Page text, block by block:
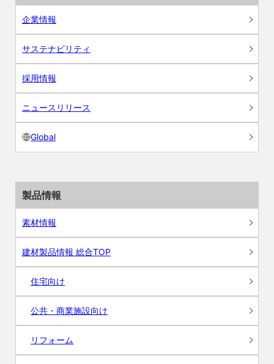
企業情報
サステナビリティ
採用情報
ニュースリリース
Global
製品情報
素材情報
建材製品情報 総合TOP
住宅向け
公共・商業施設向け
リフォーム